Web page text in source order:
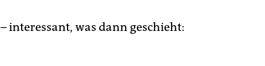
– interessant, was dann geschieht: